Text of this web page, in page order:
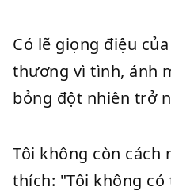
Có lẽ giọng điệu
thương vì tình, ánh
bỏng đột nhiên trở
Tôi không còn cách
thích: "Tôi không